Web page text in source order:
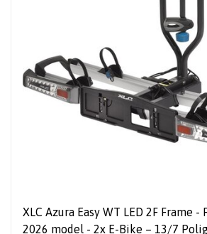
XLC Azura Easy WT LED 2F Frame - Fietsendrager
2026 model - 2x E-Bike – 13/7